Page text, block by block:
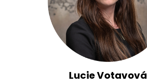
Lucie Votavová